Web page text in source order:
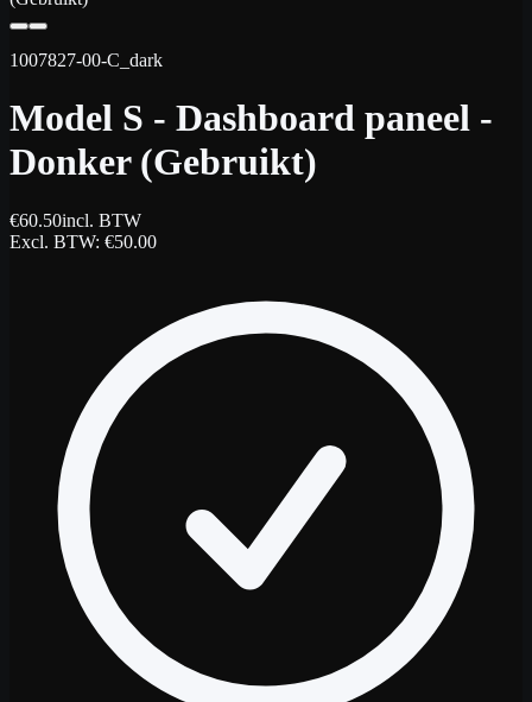
1007827-00-C_dark
Model S - Dashboard paneel -
Donker (Gebruikt)
€60.50incl. BTW
Excl. BTW: €50.00